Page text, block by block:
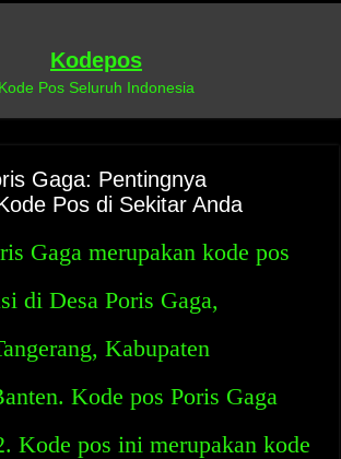
Kodepos
Kode Pos Seluruh Indonesia
Gaga: Pentingnya
Pos di Sekitar Anda
Gaga merupakan kode pos
di Desa Poris Gaga,
Kabupaten
Kode pos Poris Gaga
Kode pos ini merupakan kode